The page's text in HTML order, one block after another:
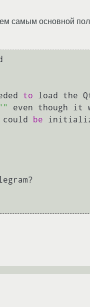
самым основной
to load the
even though it
be